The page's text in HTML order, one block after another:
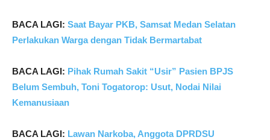
BACA LAGI: Saat Bayar PKB, Samsat Medan Selatan
Perlakukan Warga dengan Tidak Bermartabat
BACA LAGI: Pihak Rumah Sakit “Usir” Pasien BPJS
Belum Sembuh, Toni Togatorop: Usut, Nodai Nilai
Kemanusiaan
BACA LAGI: Lawan Narkoba, Anggota DPRDSU